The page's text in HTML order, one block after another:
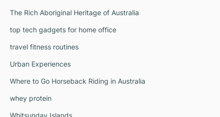
The Rich Aboriginal Heritage of Australia
top tech gadgets for home office
travel fitness routines
Urban Experiences
Where to Go Horseback Riding in Australia
whey protein
Whitsunday Islands